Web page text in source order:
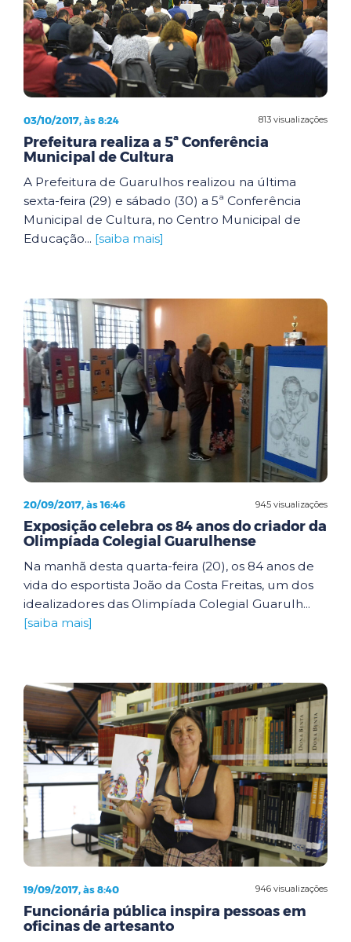
813 visualizações
03/10/2017, às 8:24
Prefeitura realiza a 5ª Conferência
Municipal de Cultura
A Prefeitura de Guarulhos realizou na última
sexta-feira (29) e sábado (30) a 5ª Conferência
Municipal de Cultura, no Centro Municipal de
Educação... [saiba mais]
945 visualizações
20/09/2017, às 16:46
Exposição celebra os 84 anos do criador da
Olimpíada Colegial Guarulhense
Na manhã desta quarta-feira (20), os 84 anos de
vida do esportista João da Costa Freitas, um dos
idealizadores das Olimpíada Colegial Guarulh...
[saiba mais]
946 visualizações
19/09/2017, às 8:40
Funcionária pública inspira pessoas em
oficinas de artesanto